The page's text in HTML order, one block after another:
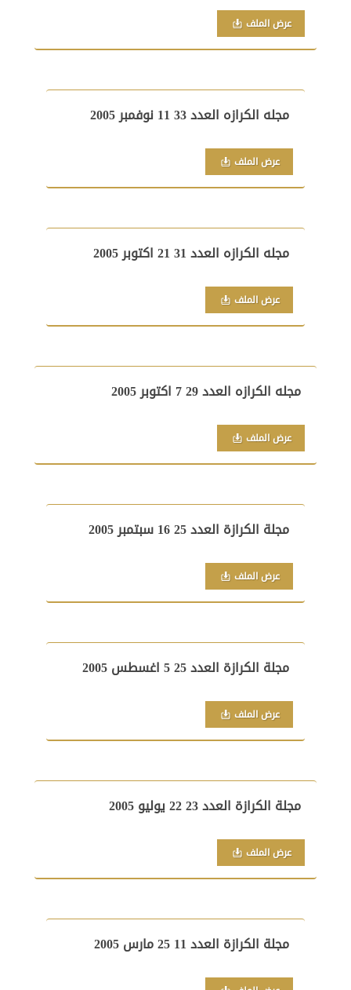
عرض الملف
مجله الكرازه العدد 33 11 نوفمبر 2005
عرض الملف
مجله الكرازه العدد 31 21 اكتوبر 2005
عرض الملف
مجله الكرازه العدد 29 7 اكتوبر 2005
عرض الملف
مجلة الكرازة العدد 25 16 سبتمبر 2005
عرض الملف
مجلة الكرازة العدد 25 5 اغسطس 2005
عرض الملف
مجلة الكرازة العدد 23 22 يوليو 2005
عرض الملف
مجلة الكرازة العدد 11 25 مارس 2005